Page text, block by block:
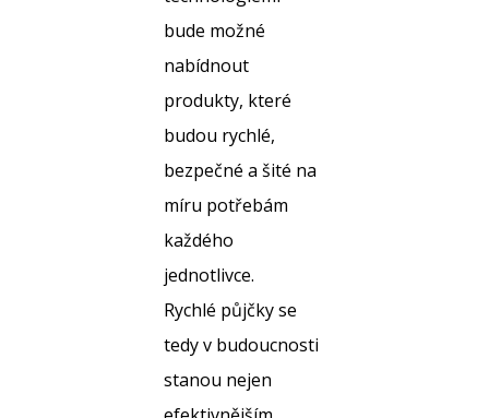
bude možné
nabídnout
produkty, které
budou rychlé,
bezpečné a šité na
míru potřebám
každého
jednotlivce.
Rychlé půjčky se
tedy v budoucnosti
stanou nejen